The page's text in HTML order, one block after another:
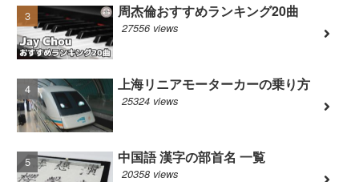
周杰倫おすすめランキング20曲
27556 views
上海リニアモーターカーの乗り方
25324 views
中国語 漢字の部首名 一覧
20358 views